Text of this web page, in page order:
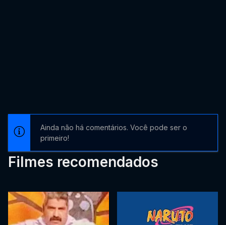
Ainda não há comentários. Você pode ser o
primeiro!
Filmes recomendados